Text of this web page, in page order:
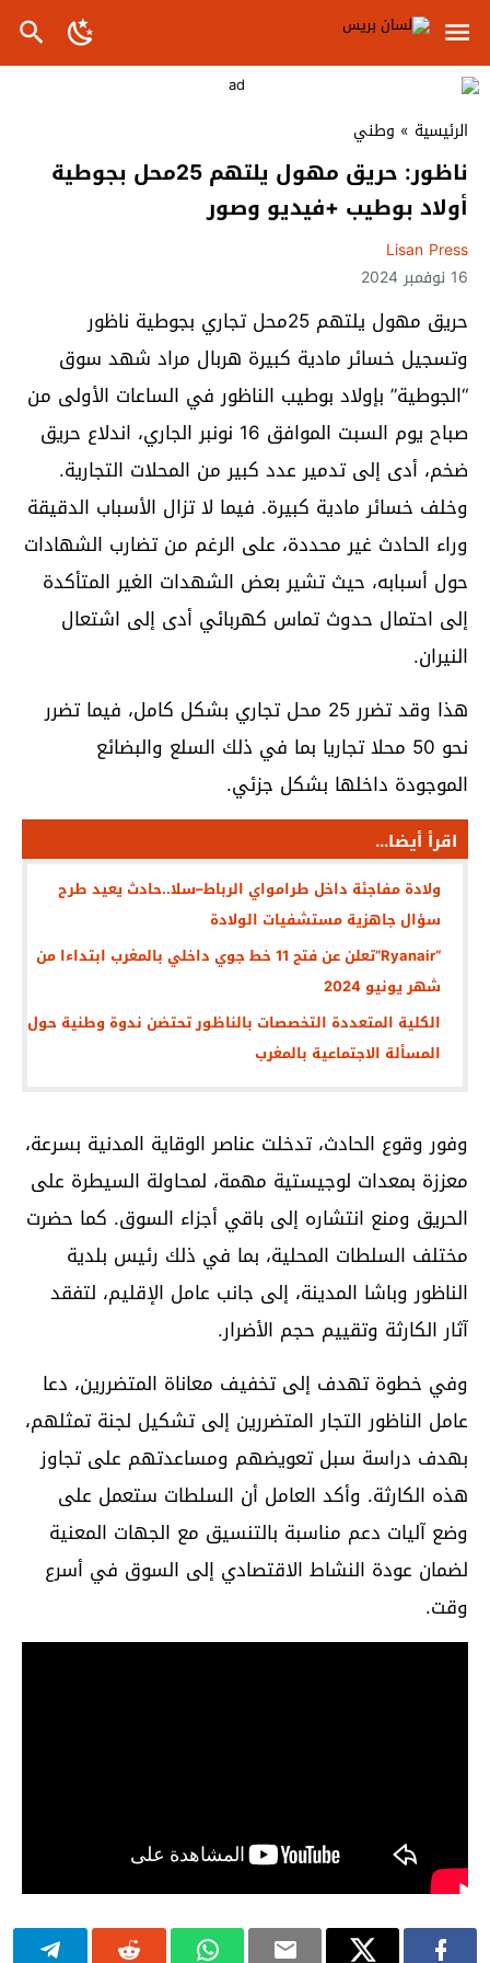
الرئيسية » وطني
ناظور: حريق مهول يلتهم 25محل بجوطية
أولاد بوطيب +فيديو وصور
Lisan Press
16 نوفمبر 2024
حريق مهول يلتهم 25محل تجاري بجوطية ناظور
وتسجيل خسائر مادية كبيرة هربال مراد شهد سوق
“الجوطية” بإولاد بوطيب الناظور في الساعات الأولى من
صباح يوم السبت الموافق 16 نونبر الجاري، اندلاع حريق
ضخم، أدى إلى تدمير عدد كبير من المحلات التجارية.
وخلف خسائر مادية كبيرة. فيما لا تزال الأسباب الدقيقة
وراء الحادث غير محددة، على الرغم من تضارب الشهادات
حول أسبابه، حيث تشير بعض الشهدات الغير المتأكدة
إلى احتمال حدوث تماس كهربائي أدى إلى اشتعال
النيران.
هذا وقد تضرر 25 محل تجاري بشكل كامل، فيما تضرر
نحو 50 محلا تجاريا بما في ذلك السلع والبضائع
الموجودة داخلها بشكل جزئي.
اقرأ أيضا...
ولادة مفاجئة داخل طرامواي الرباط–سلا..حادث يعيد طرح
سؤال جاهزية مستشفيات الولادة
“Ryanair”تعلن عن فتح 11 خط جوي داخلي بالمغرب ابتداءا من
شهر يونيو 2024
الكلية المتعددة التخصصات بالناظور تحتضن ندوة وطنية حول
المسألة الاجتماعية بالمغرب
وفور وقوع الحادث، تدخلت عناصر الوقاية المدنية بسرعة،
معززة بمعدات لوجيستية مهمة، لمحاولة السيطرة على
الحريق ومنع انتشاره إلى باقي أجزاء السوق. كما حضرت
مختلف السلطات المحلية، بما في ذلك رئيس بلدية
الناظور وباشا المدينة، إلى جانب عامل الإقليم، لتفقد
آثار الكارثة وتقييم حجم الأضرار.
وفي خطوة تهدف إلى تخفيف معاناة المتضررين، دعا
عامل الناظور التجار المتضررين إلى تشكيل لجنة تمثلهم،
بهدف دراسة سبل تعويضهم ومساعدتهم على تجاوز
هذه الكارثة. وأكد العامل أن السلطات ستعمل على
وضع آليات دعم مناسبة بالتنسيق مع الجهات المعنية
لضمان عودة النشاط الاقتصادي إلى السوق في أسرع
وقت.